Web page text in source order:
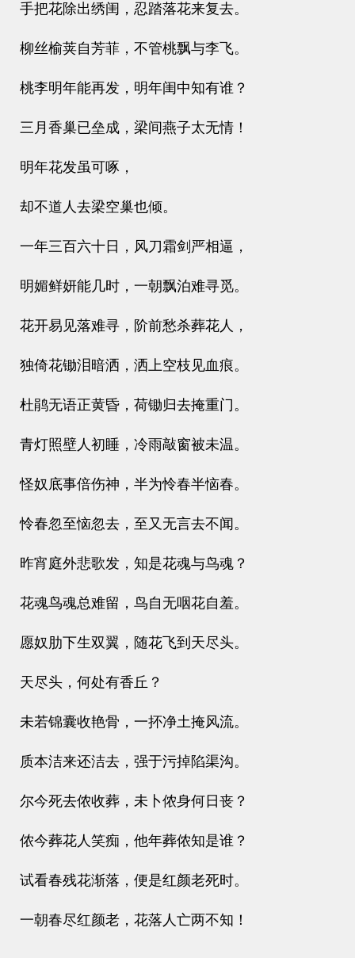
手把花除出绣闺，忍踏落花来复去。
柳丝榆荚自芳菲，不管桃飘与李飞。
桃李明年能再发，明年闺中知有谁？
三月香巢已垒成，梁间燕子太无情！
明年花发虽可啄，
却不道人去梁空巢也倾。
一年三百六十日，风刀霜剑严相逼，
明媚鲜妍能几时，一朝飘泊难寻觅。
花开易见落难寻，阶前愁杀葬花人，
独倚花锄泪暗洒，洒上空枝见血痕。
杜鹃无语正黄昏，荷锄归去掩重门。
青灯照壁人初睡，冷雨敲窗被未温。
怪奴底事倍伤神，半为怜春半恼春。
怜春忽至恼忽去，至又无言去不闻。
昨宵庭外悲歌发，知是花魂与鸟魂？
花魂鸟魂总难留，鸟自无咽花自羞。
愿奴肋下生双翼，随花飞到天尽头。
天尽头，何处有香丘？
未若锦囊收艳骨，一抔净土掩风流。
质本洁来还洁去，强于污掉陷渠沟。
尔今死去侬收葬，未卜侬身何日丧？
侬今葬花人笑痴，他年葬侬知是谁？
试看春残花渐落，便是红颜老死时。
一朝春尽红颜老，花落人亡两不知！